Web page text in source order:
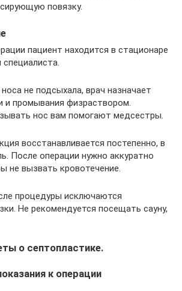
повязку.
пациент находится в стационаре
не подсыхала, врач назначает
и промывания физраствором.
нос вам помогают медсестры.
восстанавливается постепенно, в
После операции нужно аккуратно
не вызвать кровотечение.
процедуры исключаются
Не рекомендуется посещать сауну,
о септопластике.
к операции